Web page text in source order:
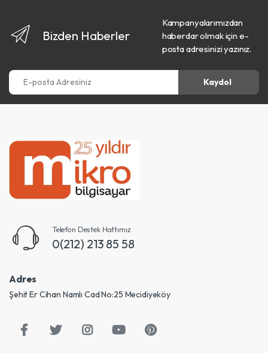
Bizden Haberler
Kampanyalarımızdan
haberdar olmak için e-
posta adresinizi yazınız.
E-posta Adresiniz
Kaydol
Telefon Destek Hattımız
0(212) 213 85 58
Adres
Şehit Er Cihan Namlı Cad No:25 Mecidiyeköy